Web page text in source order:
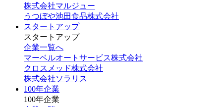
株式会社マルジュー
うつぼや池田食品株式会社
スタートアップ
スタートアップ
企業一覧へ
マーベルオートサービス株式会社
クロスメッド株式会社
株式会社ソラリス
100年企業
100年企業